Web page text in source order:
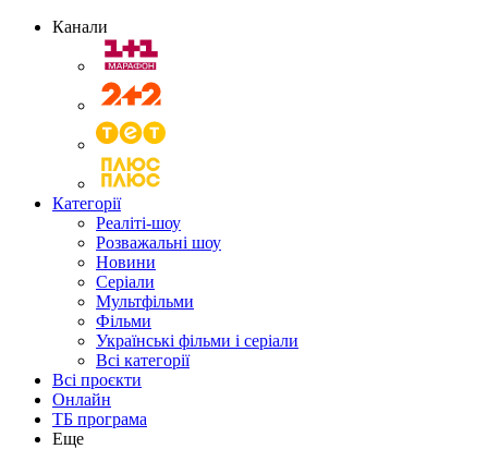
Канали
Категорії
Реаліті-шоу
Розважальні шоу
Новини
Серіали
Мультфільми
Фільми
Українські фільми і серіали
Всі категорії
Всі проєкти
Онлайн
ТБ програма
Еще